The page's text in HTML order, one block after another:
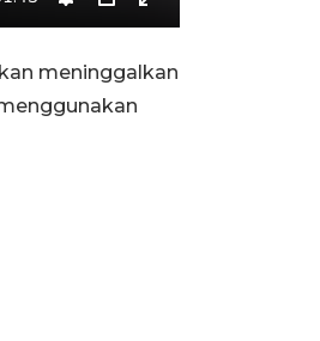
Settings
PIP Enter
meninggalkan